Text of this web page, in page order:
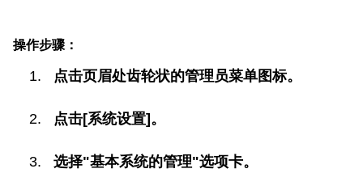
操作步骤：
点击页眉处齿轮状的管理员菜单图标。
点击[系统设置]。
选择"基本系统的管理"选项卡。